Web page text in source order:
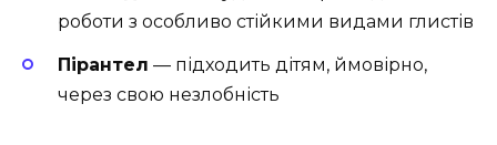
роботи з особливо стійкими видами глистів
Пірантел — підходить дітям, ймовірно,
через свою незлобність